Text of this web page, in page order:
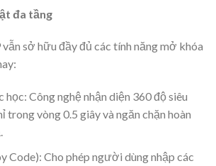
đa tầng
vẫn sở hữu đầy đủ các tính năng mở khóa
học: Công nghệ nhận diện 360 độ siêu
trong vòng 0.5 giây và ngăn chặn hoàn
Code): Cho phép người dùng nhập các